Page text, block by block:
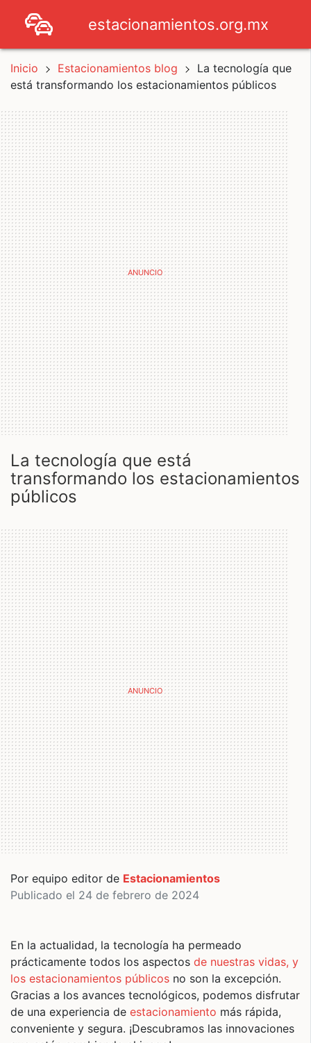
estacionamientos.org.mx
Inicio Estacionamientos blog
La tecnología que
está transformando los estacionamientos públicos
la tecnología que está
transformando los estacionamientos
públicos
Por equipo editor de Estacionamientos
Publicado el 24 de febrero de 2024
En la actualidad, la tecnología ha permeado
prácticamente todos los aspectos de nuestras vidas, y
los estacionamientos públicos no son la excepción.
Gracias a los avances tecnológicos, podemos disfrutar
de una experiencia de estacionamiento más rápida,
conveniente y segura. ¡Descubramos las innovaciones